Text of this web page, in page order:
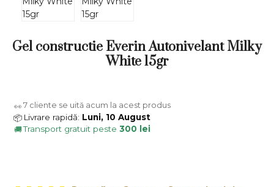
Gel constructie Everin Autonivelant Milky
White 15gr
👀 7 cliente se uită acum la acest produs
📦 Livrare rapidă: Luni, 10 August
🚚Transport gratuit peste 300 lei